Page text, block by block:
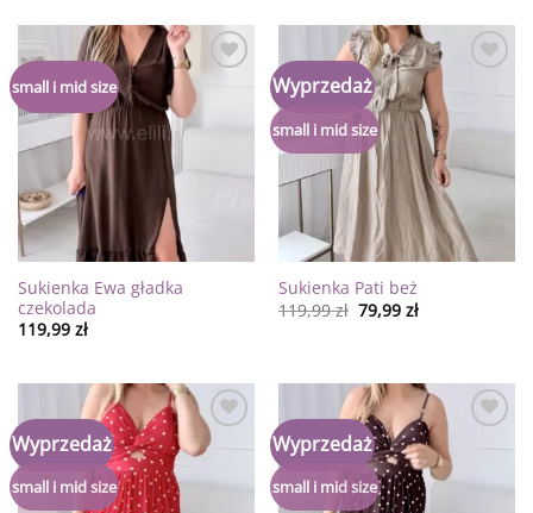
small i mid size
Sukienka Ewa gładka
czekolada
119,99 zł
Wyprzedaż
small i mid size
życzeń
Sukienka Pati beż
119,99zł 79,99 zł
Wyprzedaż
small i mid size
Dodaj
Wyprzedaż
small i mid size